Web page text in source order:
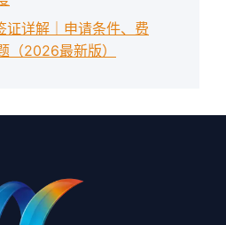
证详解｜申请条件、费
（2026最新版）